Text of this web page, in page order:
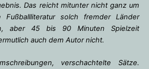
Das reicht mitunter nicht ganz um
solch fremder Länder
aber 45 bis 90 Minuten Spielzeit
auch dem Autor nicht.
verschachtelte Sätze.